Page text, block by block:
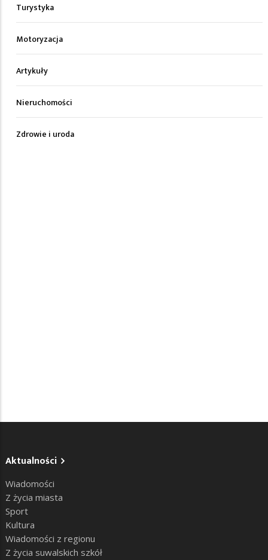
Turystyka
Motoryzacja
Artykuły
Nieruchomości
Zdrowie i uroda
Aktualności
Wiadomości
Z życia miasta
Sport
Kultura
Wiadomości z regionu
Z życia suwalskich szkół